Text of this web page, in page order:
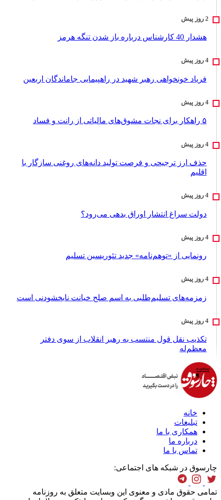
هشدار 40 کارشناس درباره باز شدن تنگه هرمز
فریاد خونخواهی رهبر شهید در راهپیمایی جاماندگان اربعین
۵ راهکار برای نجات مشوق‌های مالیاتی از رانت و فساد
حذف ارز ترجیحی و فرصت تولید دانه‌های روغنی سازگار با
اقلیم
دولت سراغ انتشار اوراق بدهی می‌رود؟
رونمایی از «توهم‌نامه» جدید تئور‌یسین تسلیم
زمزمه‌های تسلیم‌طلبی به اسم صلح خیانت نابخشودنی است
تکذیب نقل قول منتسب به رهبر انقلاب از سوی دفتر
معظم‌له
خانه
تبلیغات
همکاری با ما
درباره ما
تماس با ما
چارسوق در شبکه های اجتماعی:
تمامی حقوق مادی و معنوی این وبسایت متعلق به روزنامه